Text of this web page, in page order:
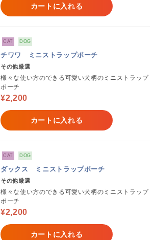
カートに入れる
CAT DOG
チワワ ミニストラップポーチ
その他厳選
様々な使い方のできる可愛い犬柄のミニストラップ
ポーチ
¥2,200
カートに入れる
CAT DOG
ダックス ミニストラップポーチ
その他厳選
様々な使い方のできる可愛い犬柄のミニストラップ
ポーチ
¥2,200
カートに入れる